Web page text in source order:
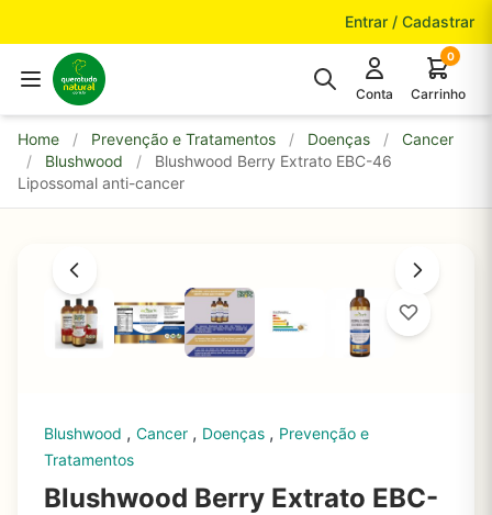
Entrar / Cadastrar
Conta
0
Carrinho
Home / Prevenção e Tratamentos / Doenças /
Cancer
/
Blushwood /
Blushwood Berry Extrato EBC-46
Lipossomal anti-cancer
Blushwood , Cancer , Doenças , Prevenção e
Tratamentos
Blushwood Berry Extrato EBC-